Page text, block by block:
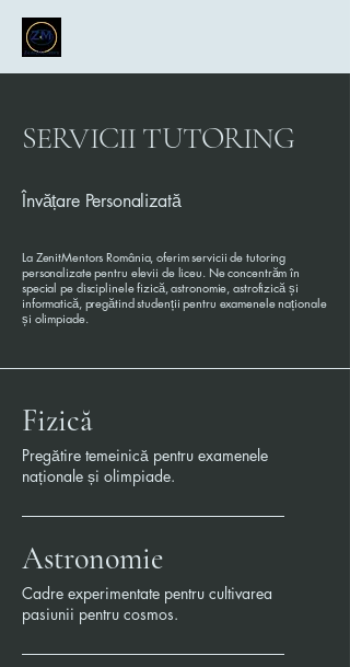
SERVICII TUTORING
Învățare Personalizată
La ZenitMentors România, oferim servicii de tutoring
personalizate pentru elevii de liceu. Ne concentrăm în
special pe disciplinele fizică, astronomie, astrofizică și
informatică, pregătind studenții pentru examenele naționale
și olimpiade.
Fizică
Pregătire temeinică pentru examenele
naționale și olimpiade.
Astronomie
Cadre experimentate pentru cultivarea
pasiunii pentru cosmos.